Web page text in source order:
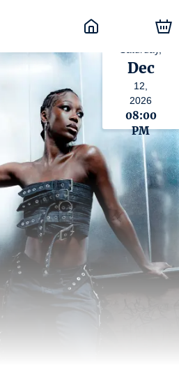
Dec
12,
2026
08:00
PM